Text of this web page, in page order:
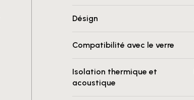
Désign
Compatibilité avec le verre
Isolation thermique et
acoustique